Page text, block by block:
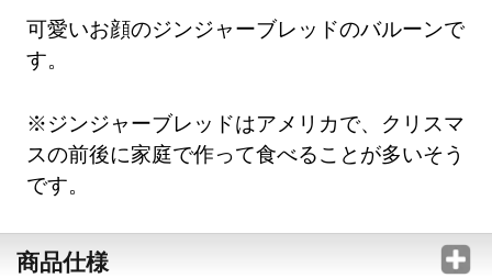
可愛いお顔のジンジャーブレッドのバルーンで
す。
※ジンジャーブレッドはアメリカで、クリスマ
スの前後に家庭で作って食べることが多いそう
です。
商品仕様